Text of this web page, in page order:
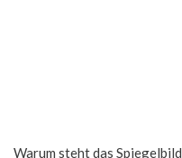
Warum steht das